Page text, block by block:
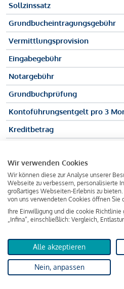
Sollzinssatz
Grundbucheintragungsgebühr
Vermittlungsprovision
Eingabegebühr
Notargebühr
Grundbuchprüfung
Kontoführungsentgelt pro 3
Kreditbetrag
Zu zahlender Gesamtbetrag
Kreditvermittler
von 237.000 Euro ausgezahlt, um
Darüber hinaus fallen aber noch
Grundbucheintragungsgebühr),
Wir verwenden Cookies
Wir können diese zur Analyse unserer
Webseite zu verbessern, personalisierte
großartiges Webseiten-Erlebnis zu
von uns verwendeten Cookies öffnen Sie
Ihre Einwilligung und die cookie
„Infina“, einschließlich: Vergleich,
Alle akzeptieren
Nein, anpassen